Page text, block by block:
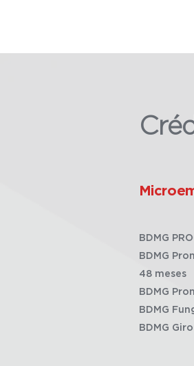
BDMG
BDMG
48 meses
BDMG
BDMG
BDMG Giro